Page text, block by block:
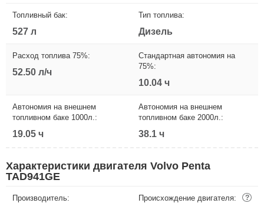
Топливный бак:
527 л
Тип топлива:
Дизель
Расход топлива 75%:
52.50 л/ч
Стандартная автономия на
75%:
10.04 ч
Автономия на внешнем
топливном баке 1000л.:
19.05 ч
Автономия на внешнем
топливном баке 2000л.:
38.1 ч
Характеристики двигателя Volvo Penta
TAD941GE
Производитель: Происхождение двигателя: ?